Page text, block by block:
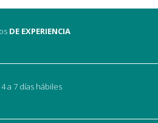
DE EXPERIENCIA
a 7 días hábiles